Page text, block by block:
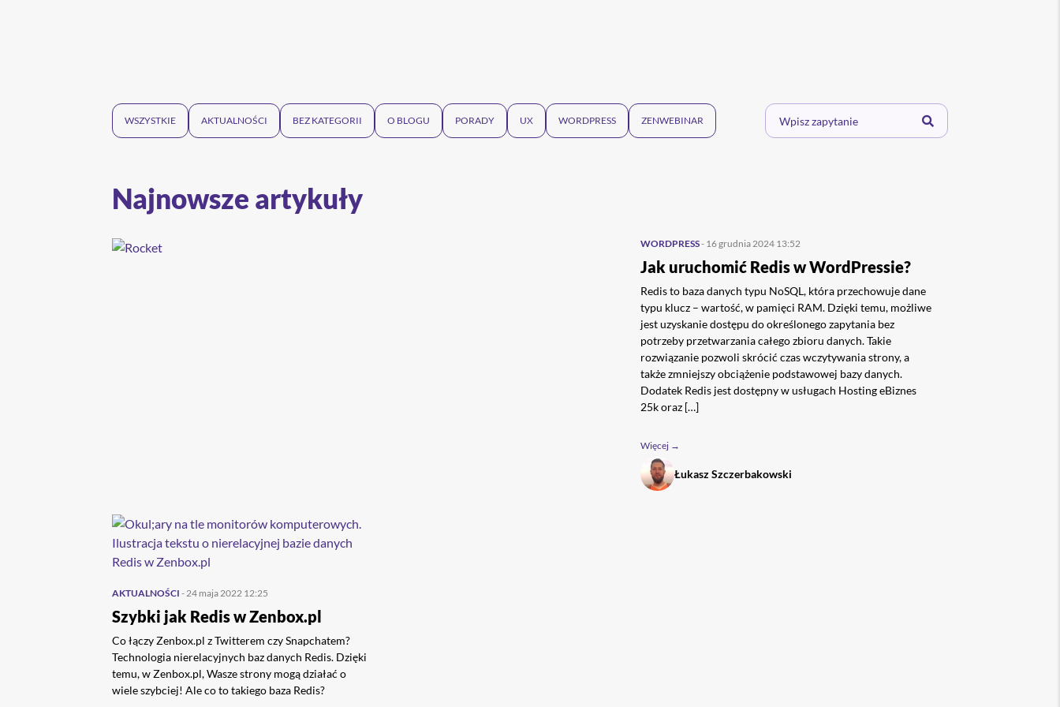
WSZYSTKIE AKTUALNOŚCI BEZ KATEGORII O BLOGU PORADY UX WORDPRESS ZENWEBINAR
Najnowsze artykuły
WORDPRESS- 16 grudnia 2024 13:52
Jak uruchomić Redis w WordPressie?
Redis to baza danych typu NoSQL, która przechowuje dane
typu klucz – wartość, w pamięci RAM. Dzięki temu, możliwe
jest uzyskanie dostępu do określonego zapytania bez
potrzeby przetwarzania całego zbioru danych. Takie
rozwiązanie pozwoli skrócić czas wczytywania strony, a
także zmniejszy obciążenie podstawowej bazy danych.
Dodatek Redis jest dostępny w usługach Hosting eBiznes
25k oraz […]
Więcej →
Łukasz Szczerbakowski
AKTUALNOŚCI - 24 maja 2022 12:25
Szybki jak Redis w Zenbox.pl
Co łączy Zenbox.pl z Twitterem czy Snapchatem?
Technologia nierelacyjnych baz danych Redis. Dzięki
temu, w Zenbox.pl, Wasze strony mogą działać o
wiele szybciej! Ale co to takiego baza Redis?